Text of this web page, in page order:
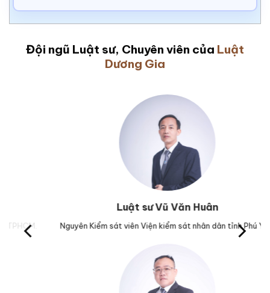
Đội ngũ Luật sư, Chuyên viên của Luật
Dương Gia
Luật sư Vũ Văn Huân
Nguyên Kiểm sát viên Viện kiểm sát nhân dân tỉnh Phú Yên.